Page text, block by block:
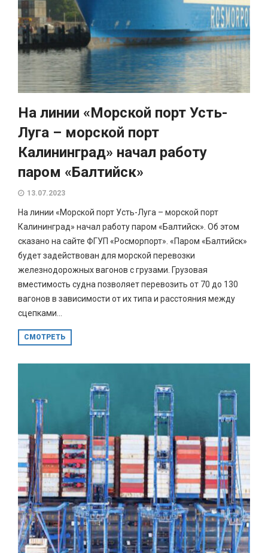
На линии «Морской порт Усть-
Луга – морской порт
Калининград» начал работу
паром «Балтийск»
13.07.2023
На линии «Морской порт Усть-Луга – морской порт
Калининград» начал работу паром «Балтийск». Об этом
сказано на сайте ФГУП «Росморпорт». «Паром «Балтийск»
будет задействован для морской перевозки
железнодорожных вагонов с грузами. Грузовая
вместимость судна позволяет перевозить от 70 до 130
вагонов в зависимости от их типа и расстояния между
сцепками...
СМОТРЕТЬ